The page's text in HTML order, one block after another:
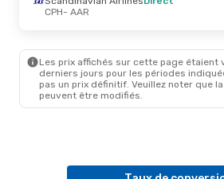
AAR
- CPH
CPH- AAR
Les prix affichés sur cette page étaient
derniers jours pour les périodes
pas un prix définitif. Veuillez noter que
peuvent être modifiés.